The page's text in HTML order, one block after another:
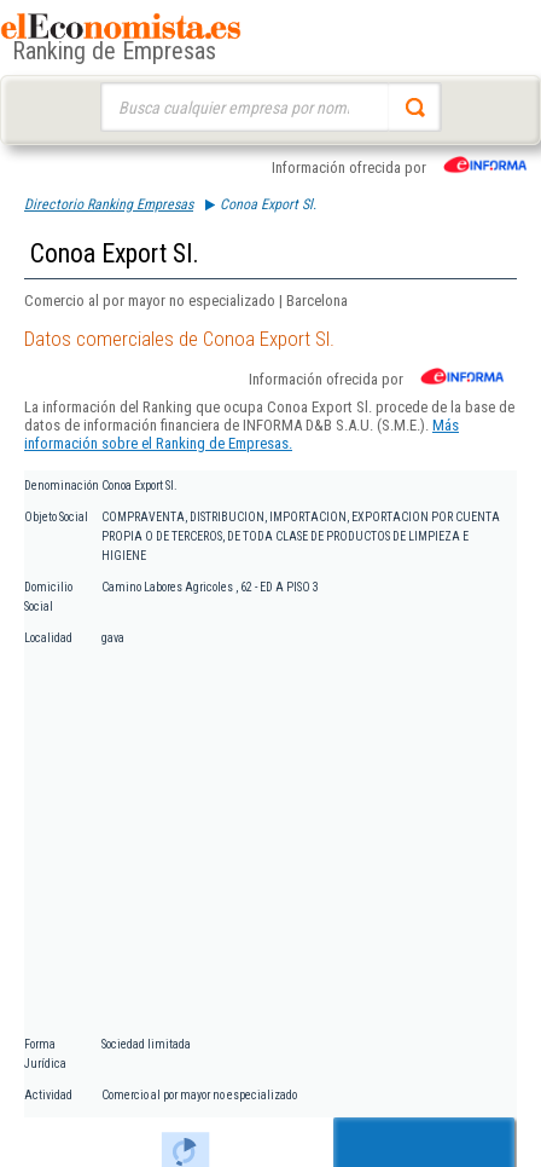
Ranking de Empresas
Información ofrecida por
Directorio Ranking Empresas Conoa Export Sl.
Conoa Export Sl.
Comercio al por mayor no especializado | Barcelona
Datos comerciales de Conoa Export Sl.
Información ofrecida por
La información del Ranking que ocupa Conoa Export Sl. procede de la base de
datos de información financiera de INFORMA D&B S.A.U. (S.M.E.). Más
información sobre el Ranking de Empresas.
Denominación Conoa Export Sl.
Objeto Social
COMPRAVENTA, DISTRIBUCION, IMPORTACION, EXPORTACION POR CUENTA
PROPIA O DE TERCEROS, DE TODA CLASE DE PRODUCTOS DE LIMPIEZA E
HIGIENE
Domicilio
Social
Camino Labores Agricoles , 62 - ED A PISO 3
Localidad gava
Forma
Jurídica
Sociedad limitada
Actividad Comercio al por mayor no especializado